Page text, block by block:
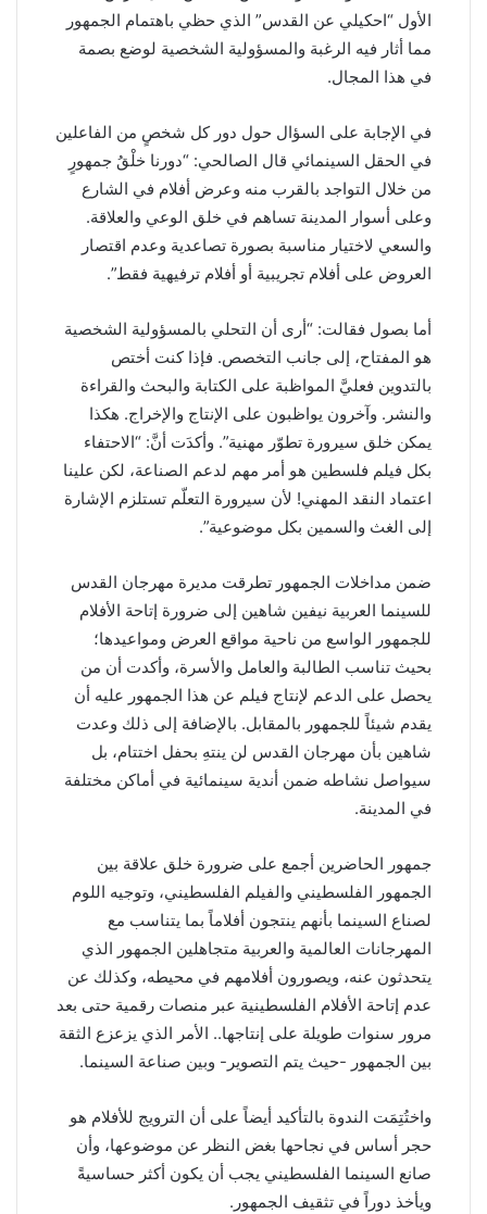
الأول “احكيلي عن القدس” الذي حظي باهتمام الجمهور
مما أثار فيه الرغبة والمسؤولية الشخصية لوضع بصمة
في هذا المجال.
في الإجابة على السؤال حول دور كل شخصٍ من الفاعلين
في الحقل السينمائي قال الصالحي: “دورنا خلْقُ جمهورٍ
من خلال التواجد بالقرب منه وعرض أفلام في الشارع
وعلى أسوار المدينة تساهم في خلق الوعي والعلاقة.
والسعي لاختيار مناسبة بصورة تصاعدية وعدم اقتصار
العروض على أفلام تجريبية أو أفلام ترفيهية فقط”.
أما بصول فقالت: “أرى أن التحلي بالمسؤولية الشخصية
هو المفتاح، إلى جانب التخصص. فإذا كنت أختص
بالتدوين فعليَّ المواظبة على الكتابة والبحث والقراءة
والنشر. وآخرون يواظبون على الإنتاج والإخراج. هكذا
يمكن خلق سيرورة تطوّر مهنية”. وأكدَت أنَّ: “الاحتفاء
بكل فيلم فلسطين هو أمر مهم لدعم الصناعة، لكن علينا
اعتماد النقد المهني! لأن سيرورة التعلّم تستلزم الإشارة
إلى الغث والسمين بكل موضوعية”.
ضمن مداخلات الجمهور تطرقت مديرة مهرجان القدس
للسينما العربية نيفين شاهين إلى ضرورة إتاحة الأفلام
للجمهور الواسع من ناحية مواقع العرض ومواعيدها؛
بحيث تناسب الطالبة والعامل والأسرة، وأكدت أن من
يحصل على الدعم لإنتاج فيلم عن هذا الجمهور عليه أن
يقدم شيئاً للجمهور بالمقابل. بالإضافة إلى ذلك وعدت
شاهين بأن مهرجان القدس لن ينتهِ بحفل اختتام، بل
سيواصل نشاطه ضمن أندية سينمائية في أماكن مختلفة
في المدينة.
جمهور الحاضرين أجمع على ضرورة خلق علاقة بين
الجمهور الفلسطيني والفيلم الفلسطيني، وتوجيه اللوم
لصناع السينما بأنهم ينتجون أفلاماً بما يتناسب مع
المهرجانات العالمية والعربية متجاهلين الجمهور الذي
يتحدثون عنه، ويصورون أفلامهم في محيطه، وكذلك عن
عدم إتاحة الأفلام الفلسطينية عبر منصات رقمية حتى بعد
مرور سنوات طويلة على إنتاجها.. الأمر الذي يزعزع الثقة
بين الجمهور -حيث يتم التصوير- وبين صناعة السينما.
واختُتِمَت الندوة بالتأكيد أيضاً على أن الترويج للأفلام هو
حجر أساس في نجاحها بغض النظر عن موضوعها، وأن
صانع السينما الفلسطيني يجب أن يكون أكثر حساسيةً
ويأخذ دوراً في تثقيف الجمهور.